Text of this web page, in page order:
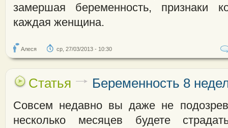
замершая беременность, признаки
каждая женщина.
Алеся ср, 27/03/2013 - 10:30
Статья Беременность 8
Совсем недавно вы даже не
несколько месяцев будете